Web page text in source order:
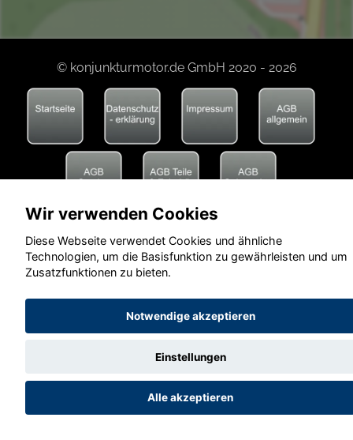
© konjunkturmotor.de GmbH 2020 - 2026
Wir verwenden Cookies
Diese Webseite verwendet Cookies und ähnliche
Technologien, um die Basisfunktion zu gewährleisten und um
Zusatzfunktionen zu bieten.
Notwendige akzeptieren
Einstellungen
Alle akzeptieren